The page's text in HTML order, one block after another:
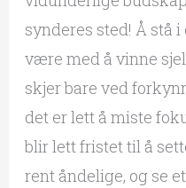
synderes sted! Å stå
være med å vinne
skjer bare ved
det er lett å miste
blir lett fristet til å
rent åndelige, og se